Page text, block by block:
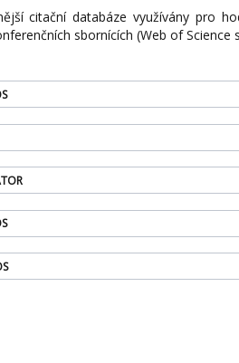
citační databáze využívány pro
sbornících (Web of Science